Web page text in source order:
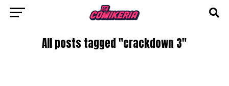
All posts tagged "crackdown 3"